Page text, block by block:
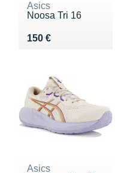
Asics
Noosa Tri 16
150 €
Vendu 150 €
Asics